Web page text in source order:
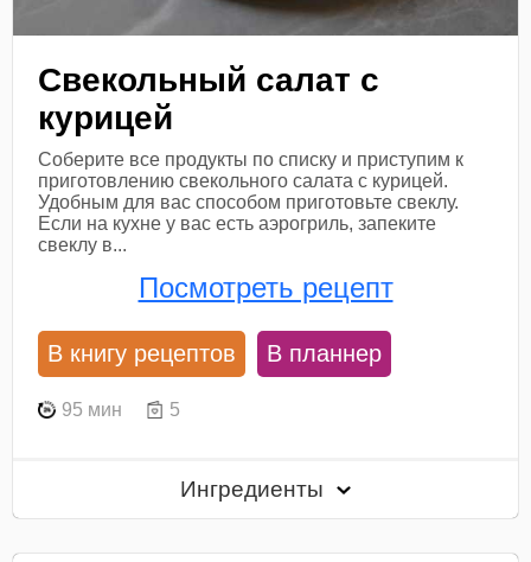
Свекольный салат с
курицей
Соберите все продукты по списку и приступим к
приготовлению свекольного салата с курицей.
Удобным для вас способом приготовьте свеклу.
Если на кухне у вас есть аэрогриль, запеките
свеклу в...
Посмотреть рецепт
В книгу рецептов В планнер
95 мин 5
Ингредиенты